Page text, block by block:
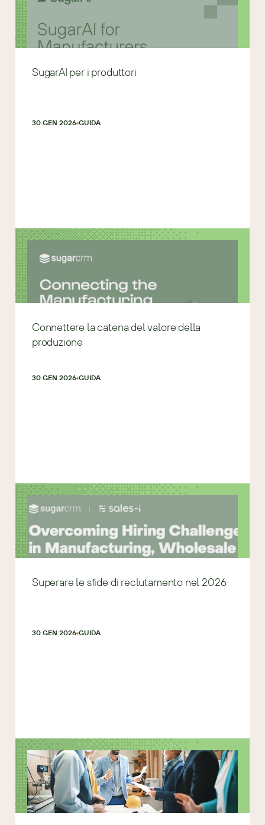
SugarAI per i produttori
30 GEN 2026 GUIDA
Connettere la catena del valore della
produzione
30 GEN 2026 GUIDA
Superare le sfide di reclutamento nel 2026
30 GEN 2026 GUIDA